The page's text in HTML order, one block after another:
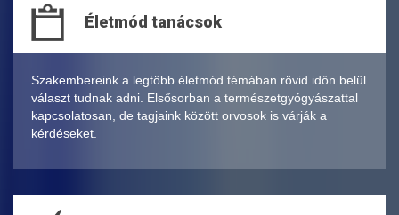
Életmód tanácsok
Szakembereink a legtöbb életmód témában rövid időn belül
választ tudnak adni. Elsősorban a természetgyógyászattal
kapcsolatosan, de tagjaink között orvosok is várják a
kérdéseket.